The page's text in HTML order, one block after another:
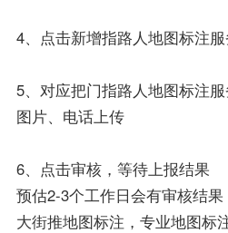
4、点击新增指路人地图标注
5、对应把门指路人地图标注服
图片、电话上传
6、点击审核，等待上报结果
预估2-3个工作日会有审核结
大街推地图标注，专业地图标